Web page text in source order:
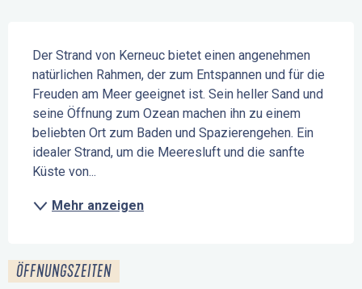
Der Strand von Kerneuc bietet einen angenehmen
natürlichen Rahmen, der zum Entspannen und für die
Freuden am Meer geeignet ist. Sein heller Sand und
seine Öffnung zum Ozean machen ihn zu einem
beliebten Ort zum Baden und Spazierengehen. Ein
idealer Strand, um die Meeresluft und die sanfte
Küste von...
Mehr anzeigen
ÖFFNUNGSZEITEN